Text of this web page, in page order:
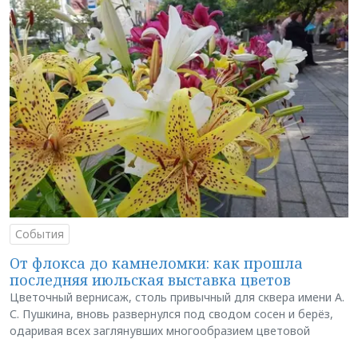
События
От флокса до камнеломки: как прошла
последняя июльская выставка цветов
Цветочный вернисаж, столь привычный для сквера имени А.
С. Пушкина, вновь развернулся под сводом сосен и берёз,
одаривая всех заглянувших многообразием цветовой